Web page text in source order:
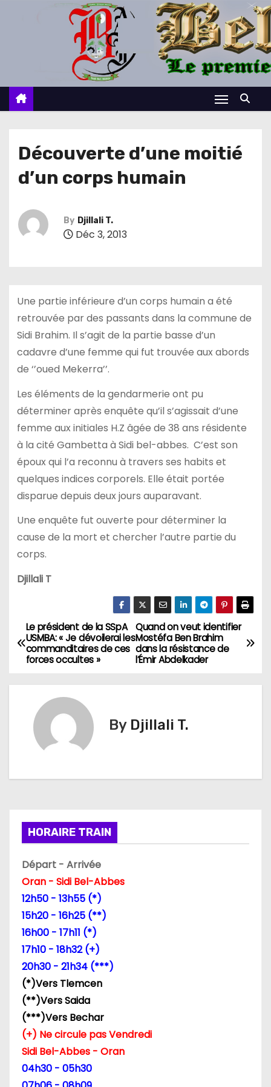
c
Découverte d’une moitié
d’un corps humain
By Djillali T.
Déc 3, 2013
Une partie inférieure d’un corps humain a été
retrouvée par des passants dans la commune de
Sidi Brahim. Il s’agit de la partie basse d’un
cadavre d’une femme qui fut trouvée aux abords
de ‘’oued Mekerra’’.
Les éléments de la gendarmerie ont pu
déterminer après enquête qu’il s’agissait d’une
femme aux initiales H.Z âgée de 38 ans résidente
à la cité Gambetta à Sidi bel-abbes. C’est son
époux qui l’a reconnu à travers ses habits et
quelques indices corporels. Elle était portée
disparue depuis deux jours auparavant.
Une enquête fut ouverte pour déterminer la
cause de la mort et chercher l’autre partie du
corps.
Djillali T
N
a
v
t
o
n
d
e
a
r
t
Quand on veut identifier
Mostéfa Ben Brahim
dans la résistance de
l’Émir Abdelkader
Le président de la SSpA
USMBA: « Je dévoilerai les
commanditaires de ces
forces occultes »
By Djillali T.
HORAIRE TRAIN
Départ - Arrivée
Oran - Sidi Bel-Abbes
12h50 - 13h55 (*)
15h20 - 16h25 (**)
16h00 - 17h11 (*)
17h10 - 18h32 (+)
20h30 - 21h34 (***)
(*)Vers Tlemcen
(**)Vers Saida
(***)Vers Bechar
(+) Ne circule pas Vendredi
Sidi Bel-Abbes - Oran
04h30 - 05h30